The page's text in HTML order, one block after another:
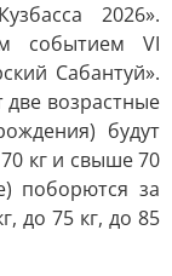
2026».
событием VI
Сабантуй».
две возрастные
будут
кг и свыше 70
поборются за
до 75 кг, до 85